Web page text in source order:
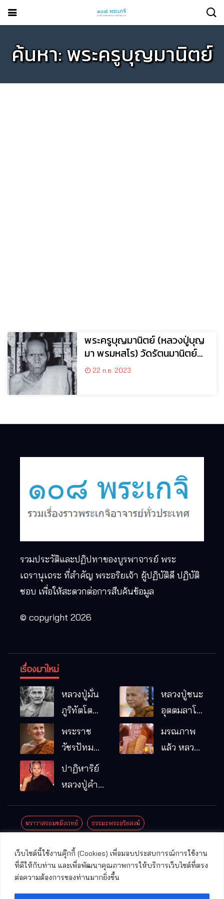
เว็บไซต์นี้ใช้งานคุ๊กกี้ (Cookies) เพื่อมอบประสบการณ์การใช้งาน
ที่ดีให้กับท่าน และเพื่อพัฒนาคุณภาพการให้บริการเว็บไซต์ที่ตรง
ต่อความต้องการของท่านมากยิ่งขึ้น
ค้นหา: พระครูบุญมานิตย์
พระครูบุญมานิตย์ (หลวงปู่บุญ
มา พรมหสโร) วัดรัตนมานิตย์
อ.พยัคฆภูมิพิสัย จ.มหาสารคาม
22 ก.ย. 2023
รวมประวัติและปฏิปทาของบูรพาจารย์ พระ
เถรานุเถระ ที่สำคัญ พระอริยเจ้า ผู้ปฏิบัติดี ปฏิบัติ
ชอบ เพื่อให้สะดวกต่อการสืบค้นข้อมูล
© copyright 2026
เรื่องมาใหม่
หลวงปู่มั่น
ภูริทัตโต
พระอริยเจ้า
ผู้เป็นบิดา
รมฐาน
หลวงปู่ชนะ
อุตตมลาโภ
หมากอื๋อ
พระราช
วัชรปัทม
คุณ (หลวง
ปู่บัวเกตุ
แล้ว วัดป่า
อ.แม่ริม
จ.เชียงใหม่
มรณภาพ
แล้ว หลวง
ปาฏิหาริย์
หลวงปู่คำ
มณี
ฆราวาสจอมขมังเวทย์ ธรรมะพระอริยสงฆ์
ปาฏิหาริย์พระเครื่อง
พระพุทธรูปศักดิ์สิทธิ์ วัดที่สําคัญ